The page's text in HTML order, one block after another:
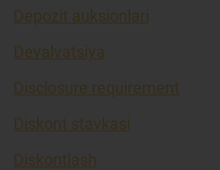
Depozit auksionlari
Devalvatsiya
Disclosure requirement
Diskont stavkasi
Diskontlash